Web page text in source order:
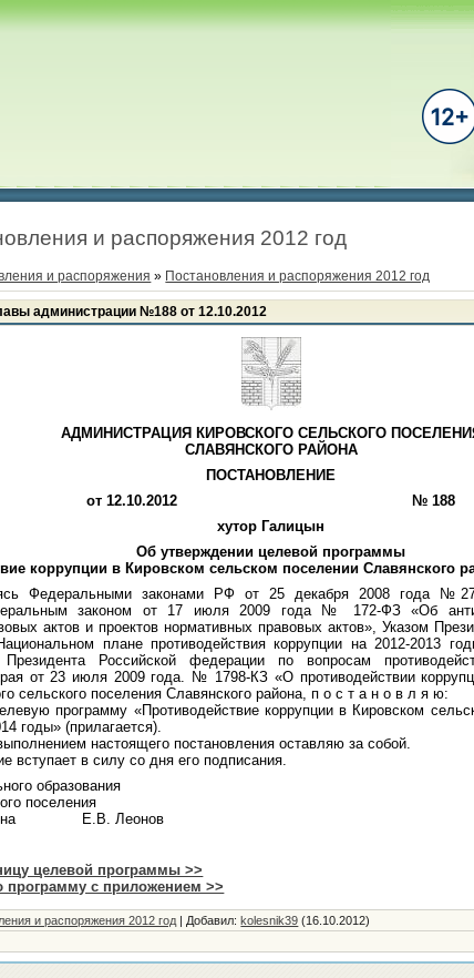
и распоряжения 2012 год
и распоряжения » Постановления и распоряжения 2012 год
администрации №188 от 12.10.2012
АДМИНИСТРАЦИЯ КИРОВСКОГО СЕЛЬСКОГО
СЛАВЯНСКОГО РАЙОНА
ПОСТАНОВЛЕНИЕ
от 12.10.2012 № 188
хутор Галицын
Об утверждении целевой программы
коррупции в Кировском сельском поселении Славянского
Федеральными законами РФ от 25 декабря 2008 года
законом от 17 июля 2009 года № 172-ФЗ «Об
актов и проектов нормативных правовых актов», Указом
плане противодействия коррупции на 2012-2013
Российской федерации по вопросам
от 23 июля 2009 года. № 1798-КЗ «О противодействии
сельского поселения Славянского района, п о с т а н о в л я ю:
программу «Противодействие коррупции в Кировском
годы» (прилагается).
настоящего постановления оставляю за собой.
вступает в силу со дня его подписания.
образования
поселения
Е.В. Леонов
целевой программы >>
программу с приложением >>
и распоряжения 2012 год | Добавил:kolesnik39 (16.10.2012)